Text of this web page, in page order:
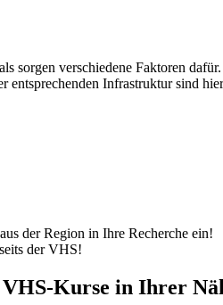
sorgen verschiedene Faktoren
Infrastruktur sind
der Region in Ihre Recherche ein!
der VHS!
VHS-Kurse in Ihrer